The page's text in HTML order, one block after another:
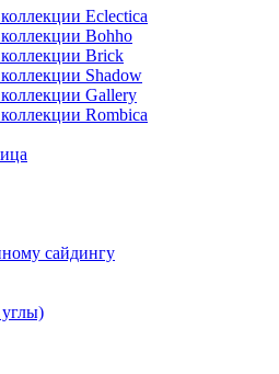
Eclectica
Bohho
Brick
Shadow
Gallery
Rombica
сайдингу